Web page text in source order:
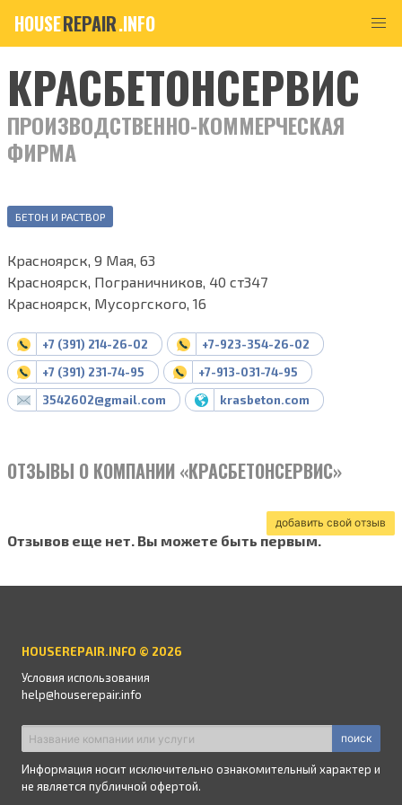
HOUSEREPAIR.INFO
КРАСБЕТОНСЕРВИС
ПРОИЗВОДСТВЕННО-КОММЕРЧЕСКАЯ
ФИРМА
БЕТОН И РАСТВОР
Красноярск, 9 Мая, 63
Красноярск, Пограничников, 40 ст347
Красноярск, Мусоргского, 16
+7 (391) 214-26-02
+7-923-354-26-02
+7 (391) 231-74-95
+7-913-031-74-95
3542602@gmail.com
krasbeton.com
ОТЗЫВЫ О КОМПАНИИ «КРАСБЕТОНСЕРВИС»
добавить свой отзыв
Отзывов еще нет. Вы можете быть первым.
HOUSEREPAIR.INFO © 2026
Условия использования
help@houserepair.info
поиск
Информация носит исключительно ознакомительный характер и
не является публичной офертой.